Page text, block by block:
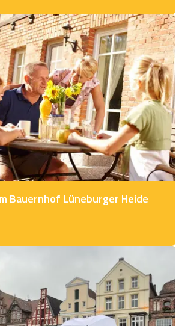
Bauernhof Lüneburger Heide